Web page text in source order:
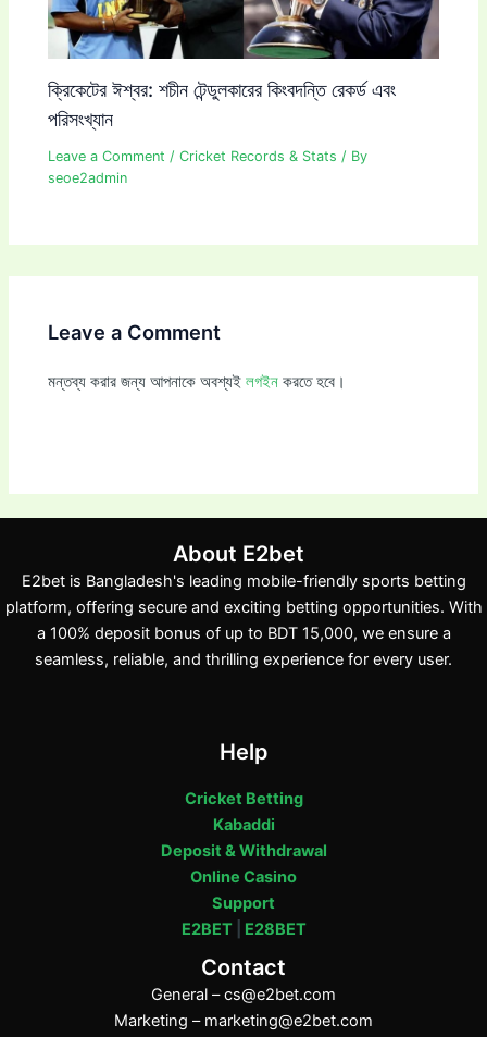
ক্রিকেটের ঈশ্বর: শচীন টেন্ডুলকারের কিংবদন্তি রেকর্ড এবং
পরিসংখ্যান
Leave a Comment /Cricket Records & Stats / By
seoe2admin
Leave a Comment
মন্তব্য করার জন্য আপনাকে অবশ্যইলগইন করতে হবে।
About E2bet
E2bet is Bangladesh's leading mobile-friendly sports betting
platform, offering secure and exciting betting opportunities. With
a 100% deposit bonus of up to BDT 15,000, we ensure a
seamless, reliable, and thrilling experience for every user.
Help
Cricket Betting
Kabaddi
Deposit & Withdrawal
Online Casino
Support
E2BET| E28BET
Contact
General –cs@e2bet.com
Marketing – marketing@e2bet.com